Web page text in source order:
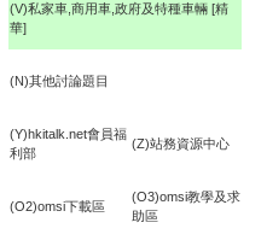
(V)私家車,商用車,政府及特種車輛 [精
華]
(N)其他討論題目
(Y)hkitalk.net會員福
利部
(Z)站務資源中心
(O2)omsi下載區
(O3)omsi教學及求
助區